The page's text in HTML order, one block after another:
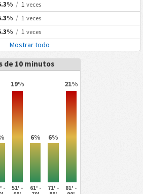
/1 veces
/1 veces
/1 veces
Mostrar todo
de 10 minutos
19%
6% 6%
21%
-
51' -
61' -
71' -
81' -